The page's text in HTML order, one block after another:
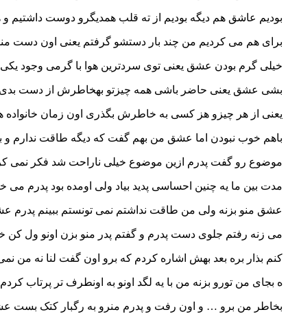
بودیم عاشق هم دیگه بودیم از ته قلب همدیگرو دوست داشتیم
برای هم می کردیم من چند بار دستشو گرفتم یعنی اون دست
خیلی گرم بودن عشق یعنی توی سردترین هوا با گرمی وجود
بشی عشق یعنی حاضر باشی همه چیزتو بهخاطرش از دست
یعنی از هر چیزو هز کسی به خاطرش بگذری اون زمان خانواده
باهم خوب نبودن اما عشق من بهم گفت که دیگه طاقت ندارم و
موضوع رو گفت پدرم ازین موضوع خیلی ناراحت شد فکر نمی
مدت بین ما یه چنین احساسی پدید بیاد ولی اومده بود پدرم می
عشق منو بزنه ولی من طاقت نداشتم نمی تونستم ببینم پدرم
می زنه رفتم جلوی دست پدرم و گفتم پدر منو بزن اونو ول
کنم بذار بره بعد بهش اشاره کردم که برو اون گفت لنا نه من
ه بجای من تورو بزنه من با یه لگد اونو به اونطرف تر پرتاب
بخاطر من برو … و اون رفت و پدرم منرو به رگبار کتک بست